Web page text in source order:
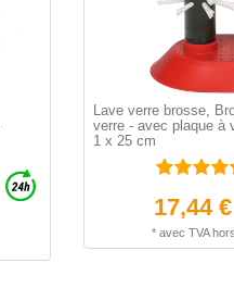
Lave verre brosse,
verre - avec plaque à
1 x 25 cm
17,44
* avec TVAhors